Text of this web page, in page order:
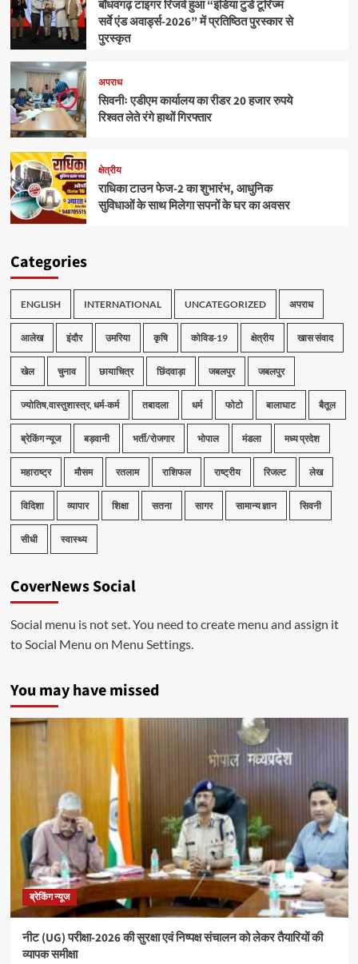
बाँधवगढ़ टाइगर रिजर्व हुआ “इंडिया टुडे टूरिज्म
सर्वे एंड अवार्ड्स-2026” में प्रतिष्ठित पुरस्कार से
पुरस्कृत
अपराध
सिवनीः एडीएम कार्यालय का रीडर 20 हजार रुपये
रिश्वत लेते रंगे हाथों गिरफ्तार
क्षेत्रीय
राधिका टाउन फेज-2 का शुभारंभ, आधुनिक
सुविधाओं के साथ मिलेगा सपनों के घर का अवसर
Categories
ENGLISH INTERNATIONAL UNCATEGORIZED अपराध
आलेख इंदौर उमरिया कृषि कोविड-19 क्षेत्रीय खास संवाद
खेल चुनाव छायाचित्र छिंदवाड़ा जबलपुर जबलपुर
ज्योतिष,वास्तुशास्त्र, धर्म-कर्म तबादला धर्म फोटो बालाघाट बैतूल
ब्रेकिंग न्यूज बड़वानी भर्ती/रोजगार भोपाल मंडला मध्य प्रदेश
महाराष्ट्र मौसम रतलाम राशिफल राष्ट्रीय रिजल्ट लेख
विदिशा व्यापार शिक्षा सतना सागर सामान्य ज्ञान सिवनी
सीधी स्वास्थ्य
CoverNews Social
Social menu is not set. You need to create menu and assign it
to Social Menu on Menu Settings.
You may have missed
ब्रेकिंग न्यूज
नीट (UG) परीक्षा-2026 की सुरक्षा एवं निष्पक्ष संचालन को लेकर तैयारियों की
व्यापक समीक्षा